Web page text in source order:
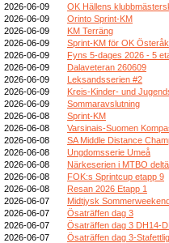
2026-06-09
OK Hällens
2026-06-09
Orinto Sprint-KM
2026-06-09
KM Terräng
2026-06-09
Sprint-KM för OK
2026-06-09
Fyns 5-dages 2026 - 5
2026-06-09
Dalaveteran 260609
2026-06-09
Leksandsserien #2
2026-06-09
Kreis-Kinder- und
2026-06-09
Sommaravslutning
2026-06-08
Sprint-KM
2026-06-08
Varsinais-Suomen
2026-06-08
SA Middle Distance
2026-06-08
Ungdomsserie Umeå
2026-06-08
Närkeserien i MTBO
2026-06-08
FOK:s Sprintcup etapp 9
2026-06-08
Resan 2026 Etapp 1
2026-06-07
Midtjysk
2026-06-07
Ösaträffen dag 3
2026-06-07
Ösaträffen dag 3 DH14-
2026-06-07
Ösaträffen dag 3-